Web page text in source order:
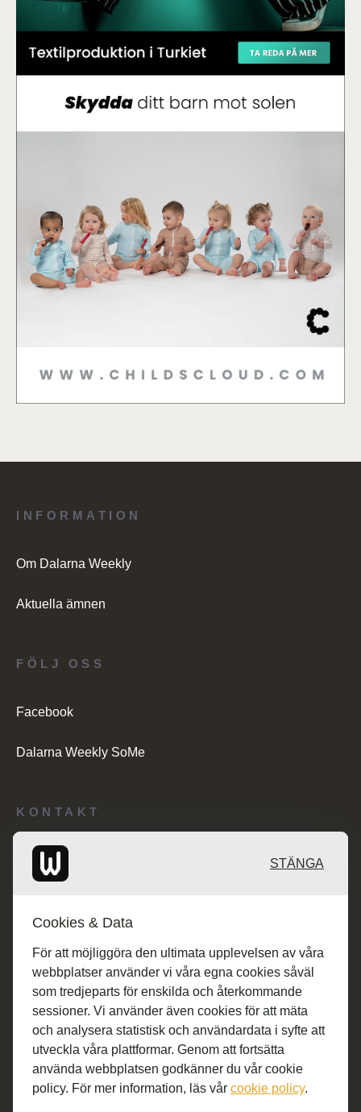
INFORMATION
Om Dalarna Weekly
Aktuella ämnen
KONTAKT
Redaktionen: desk@maratongroup.com
FÖLJ OSS
Facebook
Dalarna Weekly SoMe
STÄNGA
Cookies & Data
För att möjliggöra den ultimata upplevelsen av våra
webbplatser använder vi våra egna cookies såväl
som tredjeparts för enskilda och återkommande
sessioner. Vi använder även cookies för att mäta
och analysera statistisk och användardata i syfte att
utveckla våra plattformar. Genom att fortsätta
använda webbplatsen godkänner du vår cookie
policy. För mer information, läs vår cookie policy.